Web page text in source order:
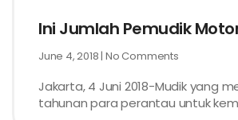
Ini Jumlah Pemudik
June 4, 2018 No Comments
Jakarta, 4 Juni 2018-Mudik yang
tahunan para perantau untuk